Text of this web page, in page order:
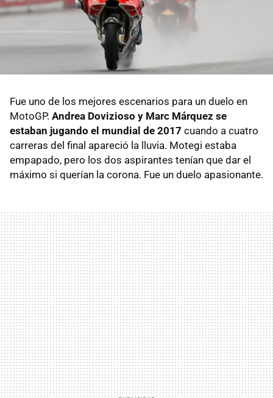
Fue uno de los mejores escenarios para un duelo en
MotoGP. Andrea Dovizioso y Marc Márquez se
estaban jugando el mundial de 2017 cuando a cuatro
carreras del final apareció la lluvia. Motegi estaba
empapado, pero los dos aspirantes tenían que dar el
máximo si querían la corona. Fue un duelo apasionante.